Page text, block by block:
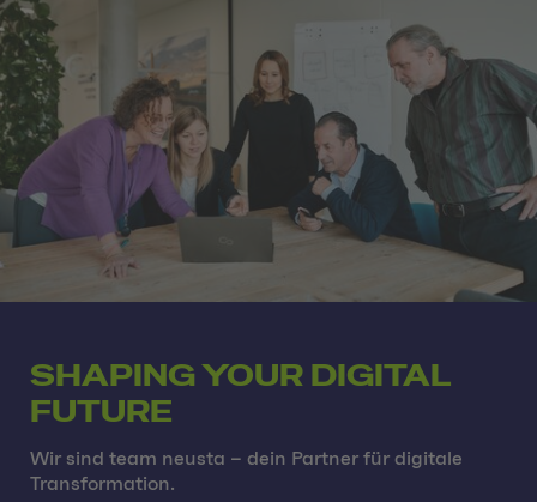
SHAPING YOUR DIGITAL
FUTURE
Wir sind team neusta – dein Partner für digitale
Transformation.